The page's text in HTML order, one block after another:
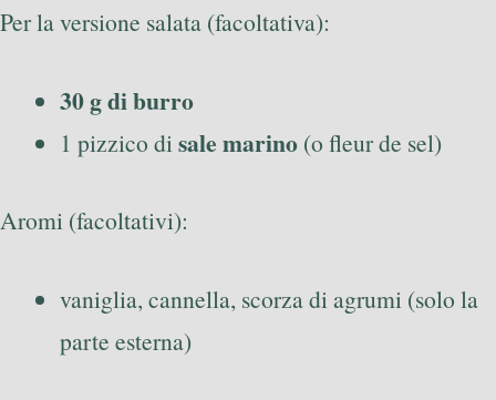
Per la versione salata (facoltativa):
30 g di burro
1 pizzico di sale marino (o fleur de sel)
Aromi (facoltativi):
vaniglia, cannella, scorza di agrumi (solo la
parte esterna)